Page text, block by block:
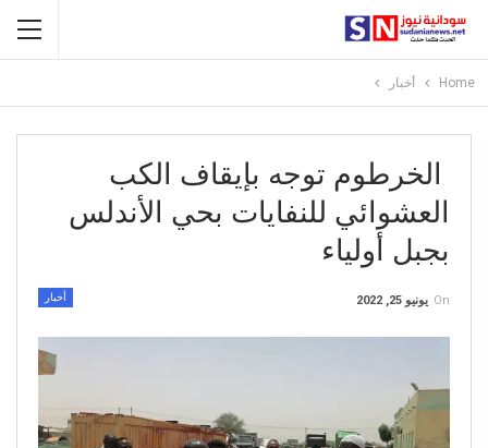
Home أخبار
الخرطوم توجه بإيقاف الكب
العشوائي للنفايات بحي الأندلس
بجبل أولياء
أخبار On يونيو 25, 2022